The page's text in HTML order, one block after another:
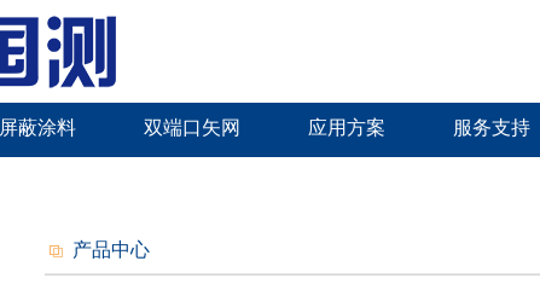
屏蔽涂料 双端口矢网 应用方案 服务支持
产品中心